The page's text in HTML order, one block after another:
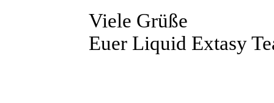
Viele Grüße
Euer Liquid Extasy